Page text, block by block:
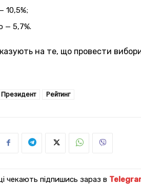
10,5%;
— 5,7%.
на те, що провести
Президент Рейтинг
чекають підпишись зараз в